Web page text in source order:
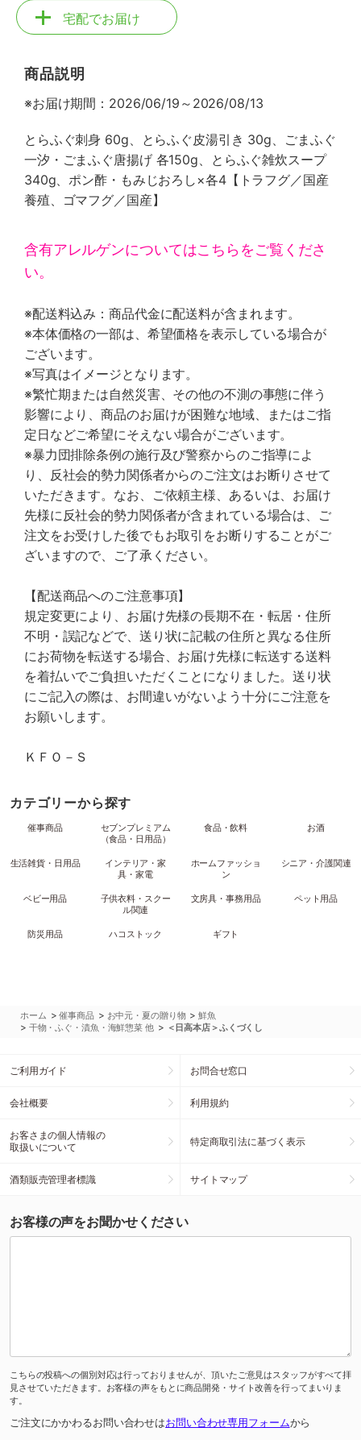
宅配でお届け
商品説明
※お届け期間：2026/06/19～2026/08/13
とらふぐ刺身 60g、とらふぐ皮湯引き 30g、ごまふぐ
一汐・ごまふぐ唐揚げ 各150g、とらふぐ雑炊スープ
340g、ポン酢・もみじおろし×各4【トラフグ／国産
養殖、ゴマフグ／国産】
含有アレルゲンについてはこちらをご覧くださ
い。
※配送料込み：商品代金に配送料が含まれます。
※本体価格の一部は、希望価格を表示している場合が
ございます。
※写真はイメージとなります。
※繁忙期または自然災害、その他の不測の事態に伴う
影響により、商品のお届けが困難な地域、またはご指
定日などご希望にそえない場合がございます。
※暴力団排除条例の施行及び警察からのご指導によ
り、反社会的勢力関係者からのご注文はお断りさせて
いただきます。なお、ご依頼主様、あるいは、お届け
先様に反社会的勢力関係者が含まれている場合は、ご
注文をお受けした後でもお取引をお断りすることがご
ざいますので、ご了承ください。
【配送商品へのご注意事項】
規定変更により、お届け先様の長期不在・転居・住所
不明・誤記などで、送り状に記載の住所と異なる住所
にお荷物を転送する場合、お届け先様に転送する送料
を着払いでご負担いただくことになりました。送り状
にご記入の際は、お間違いがないよう十分にご注意を
お願いします。
ＫＦＯ－Ｓ
カテゴリーから探す
催事商品
セブンプレミアム
（食品・日用品）
食品・飲料 お酒
生活雑貨・日用品
インテリア・家
具・家電
ホームファッショ
ン
シニア・介護関連
ベビー用品
子供衣料・スクー
ル関連
文房具・事務用品 ペット用品
防災用品 ハコストック ギフト
ホーム >催事商品 > お中元・夏の贈り物 >鮮魚
> 干物・ふぐ・漬魚・海鮮惣菜 他 > ＜日高本店＞ふくづくし
ご利用ガイド お問合せ窓口
会社概要 利用規約
お客さまの個人情報の
取扱いについて
特定商取引法に基づく表示
酒類販売管理者標識 サイトマップ
お客様の声をお聞かせください
こちらの投稿への個別対応は行っておりませんが、頂いたご意見はスタッフがすべて拝
見させていただきます。お客様の声をもとに商品開発・サイト改善を行ってまいりま
す。
ご注文にかかわるお問い合わせはお問い合わせ専用フォームから